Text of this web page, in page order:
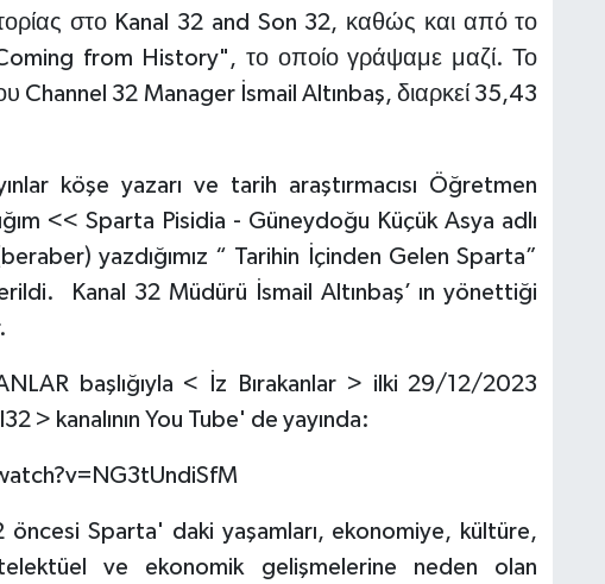
στο Kanal 32 and Son 32, καθώς και από το
from History", το οποίο γράψαμε μαζί. Το
Channel 32 Manager İsmail Altınbaş, διαρκεί 35,43
köşe yazarı ve tarih araştırmacısı Öğretmen
<< Sparta Pisidia - Güneydoğu Küçük Asya adlı
yazdığımız “ Tarihin İçinden Gelen Sparta”
Kanal 32 Müdürü İsmail Altınbaş’ ın yönettiği
başlığıyla < İz Bırakanlar > ilki 29/12/2023
> kanalının You Tube' de yayında:
öncesi Sparta' daki yaşamları, ekonomiye, kültüre,
ve ekonomik gelişmelerine neden olan